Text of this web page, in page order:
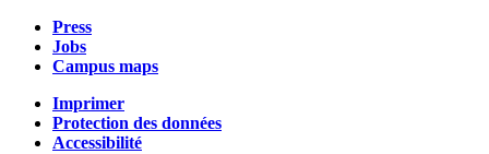
Press
Jobs
Campus maps
Imprimer
Protection des données
Accessibilité